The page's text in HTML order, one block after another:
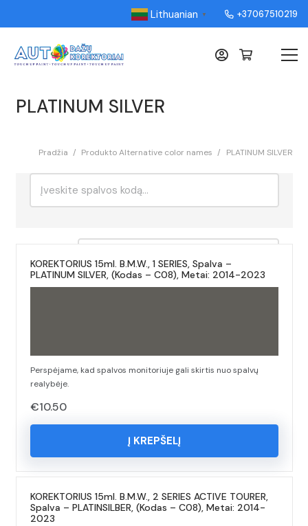
Lithuanian ▼ +37067510219
PLATINUM SILVER
Pradžia / Produkto Alternative color names / PLATINUM SILVER
KOREKTORIUS 15ml. B.M.W., 1 SERIES, Spalva –
PLATINUM SILVER, (Kodas – C08), Metai: 2014-2023
Perspėjame, kad spalvos monitoriuje gali skirtis nuo spalvų
realybėje.
€10.50
Į KREPŠELĮ
KOREKTORIUS 15ml. B.M.W., 2 SERIES ACTIVE TOURER,
Spalva – PLATINSILBER, (Kodas – C08), Metai: 2014-
2023